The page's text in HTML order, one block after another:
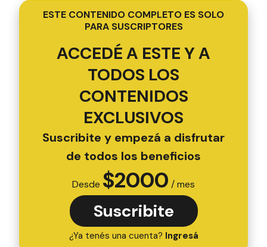
ESTE CONTENIDO COMPLETO ES SOLO
PARA SUSCRIPTORES
ACCEDÉ A ESTE Y A
TODOS LOS
CONTENIDOS
EXCLUSIVOS
Suscribite y empezá a disfrutar
de todos los beneficios
Desde $2000 / mes
Suscribite
¿Ya tenés una cuenta? Ingresá